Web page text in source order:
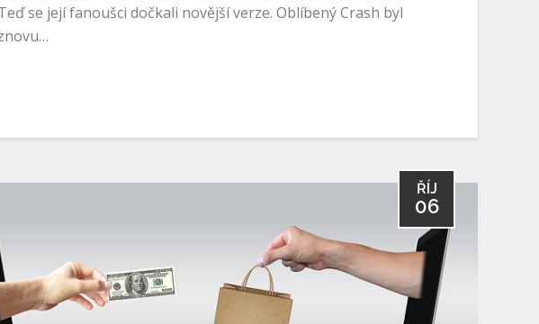
se její fanoušci dočkali novější verze. Oblíbený Crash byl
ŘÍJ
06